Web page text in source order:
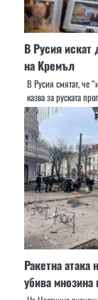
В Русия искат
на Кремъл
В Русия смятат, че
казва за руската
Ракетна
убива мнозина